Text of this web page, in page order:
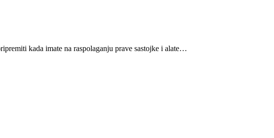
kada imate na raspolaganju prave sastojke i alate…